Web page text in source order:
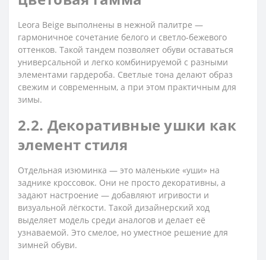
Leora Beige выполнены в нежной палитре —
гармоничное сочетание белого и светло-бежевого
оттенков. Такой тандем позволяет обуви оставаться
универсальной и легко комбинируемой с разными
элементами гардероба. Светлые тона делают образ
свежим и современным, а при этом практичным для
зимы.
2.2. Декоративные ушки как
элемент стиля
Отдельная изюминка — это маленькие «уши» на
заднике кроссовок. Они не просто декоративны, а
задают настроение — добавляют игривости и
визуальной лёгкости. Такой дизайнерский ход
выделяет модель среди аналогов и делает её
узнаваемой. Это смелое, но уместное решение для
зимней обуви.